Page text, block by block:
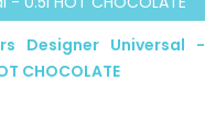
Designer Universal -
CHOCOLATE